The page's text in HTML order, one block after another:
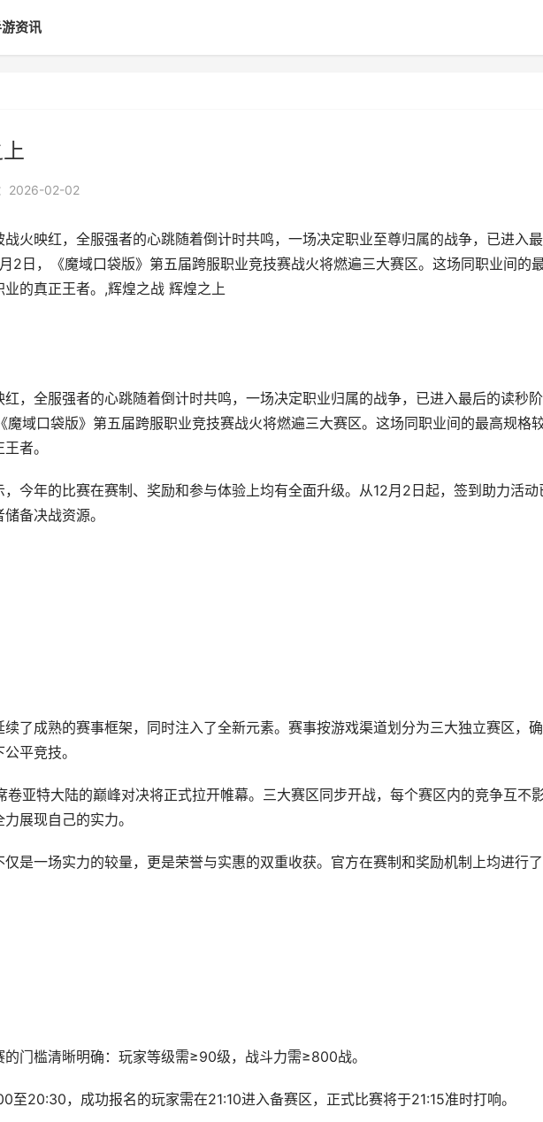
资讯
2026-02-02
火映红，全服强者的心跳随着倒计时共鸣，一场决定职业至尊归属的战争，已进入
2日，《魔域口袋版》第五届跨服职业竞技赛战火将燃遍三大赛区。这场同职业间的
的真正王者。,辉煌之战 辉煌之上
，全服强者的心跳随着倒计时共鸣，一场决定职业归属的战争，已进入最后的读秒阶
域口袋版》第五届跨服职业竞技赛战火将燃遍三大赛区。这场同职业间的最高规格
者。
今年的比赛在赛制、奖励和参与体验上均有全面升级。从12月2日起，签到助力活动
备决战资源。
了成熟的赛事框架，同时注入了全新元素。赛事按游戏渠道划分为三大独立赛区，
平竞技。
亚特大陆的巅峰对决将正式拉开帷幕。三大赛区同步开战，每个赛区内的竞争互不
展现自己的实力。
是一场实力的较量，更是荣誉与实惠的双重收获。官方在赛制和奖励机制上均进行
门槛清晰明确：玩家等级需≥90级，战斗力需≥800战。
至20:30，成功报名的玩家需在21:10进入备赛区，正式比赛将于21:15准时打响。